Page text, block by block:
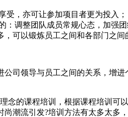
，亦可让参加项目者更为投入
调整团队成员常规心态，加强
可以锻炼员工之间和各部门之间
司领导与员工之间的关系，增
的课程培训，根据课程培训可
潮流引发?培训方法有太多太